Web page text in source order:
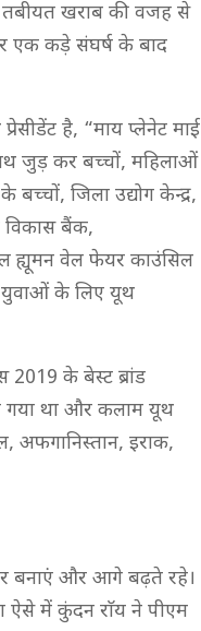
तबीयत खराब की वजह से
एक कड़े संघर्ष के बाद
है, “माय प्लेनेट माई
जुड़ कर बच्चों, महिलाओं
जिला उद्योग केन्द्र,
विकास बैंक,
ह्यूमन वेल फेयर काउंसिल
के लिए यूथ
2019 के बेस्ट ब्रांड
गया था और कलाम यूथ
अफगानिस्तान, इराक,
बनाएं और आगे बढ़ते रहे।
ऐसे में कुंदन राॅय ने पीएम